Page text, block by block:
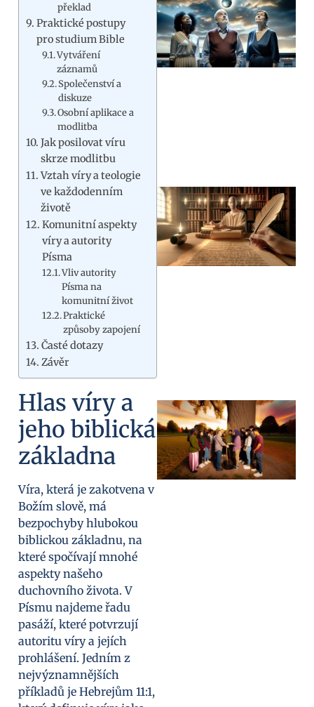
překlad
Praktické postupy
pro studium Bible
Vytváření
záznamů
Společenství a
diskuze
Osobní aplikace a
modlitba
Jak posilovat víru
skrze modlitbu
Vztah víry a teologie
ve každodenním
životě
Komunitní aspekty
víry a autority
Písma
Vliv autority
Písma na
komunitní život
Praktické
způsoby zapojení
Časté dotazy
Závěr
Hlas víry a
jeho biblická
základna
Víra, která je zakotvena v
Božím slově, má
bezpochyby hlubokou
biblickou základnu, na
které spočívají mnohé
aspekty našeho
duchovního života. V
Písmu najdeme řadu
pasáží, které potvrzují
autoritu víry a jejích
prohlášení. Jedním z
nejvýznamnějších
příkladů je Hebrejům 11:1,